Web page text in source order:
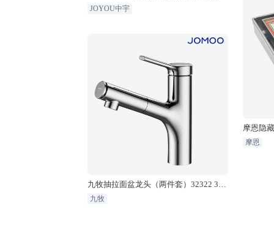
JY01671
JOYOU中宇
九牧抽拉面盆龙头（两件套）32322 323
44
九牧
摩恩隐
摩恩